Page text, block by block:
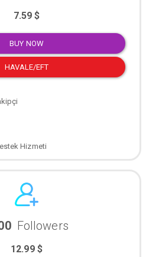
7.59 $
BUY NOW
HAVALE/EFT
Hizmeti
Followers
12.99 $